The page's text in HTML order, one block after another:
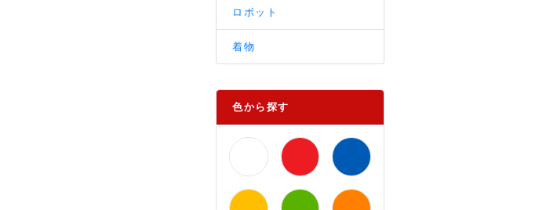
ロボット
着物
色から探す